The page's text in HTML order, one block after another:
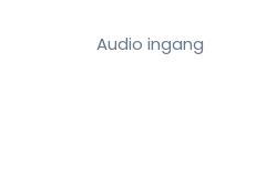
Audio ingang